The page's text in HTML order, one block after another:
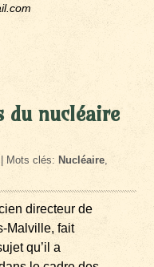
du nucléaire
| Mots clés: Nucléaire
directeur de
Malville, fait
qu’il a